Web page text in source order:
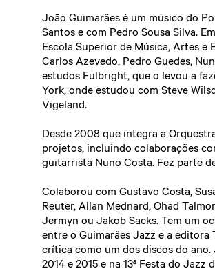
João Guimarães é um músico do
Santos e com Pedro Sousa Silva.
Escola Superior de Música, Artes e
Carlos Azevedo, Pedro Guedes,
estudos Fulbright, que o levou a
York, onde estudou com Steve
Vigeland.
Desde 2008 que integra a
projetos, incluindo colaborações
guitarrista Nuno Costa. Fez parte
Colaborou com Gustavo Costa,
Reuter, Allan Mednard, Ohad
Jermyn ou Jakob Sacks. Tem um
entre o Guimarães Jazz e a editora
crítica como um dos discos do
2014 e 2015 e na 13ª Festa do Jazz